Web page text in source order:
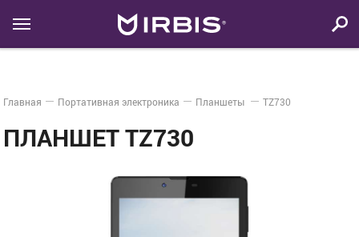
Главная Портативная электроника Планшеты TZ730
ПЛАНШЕТ TZ730